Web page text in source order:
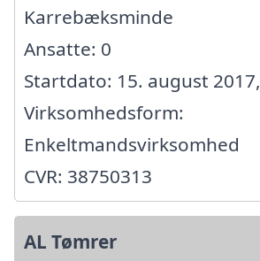
Karrebæksminde
Ansatte: 0
Startdato: 15. august 2017,
Virksomhedsform:
Enkeltmandsvirksomhed
CVR: 38750313
AL Tømrer